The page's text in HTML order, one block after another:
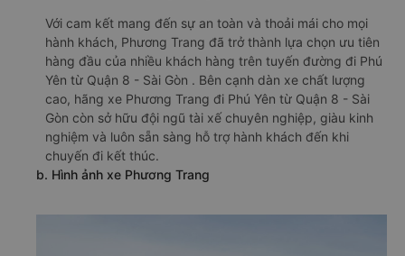
Với cam kết mang đến sự an toàn và thoải mái cho mọi
hành khách, Phương Trang đã trở thành lựa chọn ưu tiên
hàng đầu của nhiều khách hàng trên tuyến đường đi Phú
Yên từ Quận 8 - Sài Gòn . Bên cạnh dàn xe chất lượng
cao, hãng xe Phương Trang đi Phú Yên từ Quận 8 - Sài
Gòn còn sở hữu đội ngũ tài xế chuyên nghiệp, giàu kinh
nghiệm và luôn sẵn sàng hỗ trợ hành khách đến khi
chuyến đi kết thúc.
b. Hình ảnh xe Phương Trang